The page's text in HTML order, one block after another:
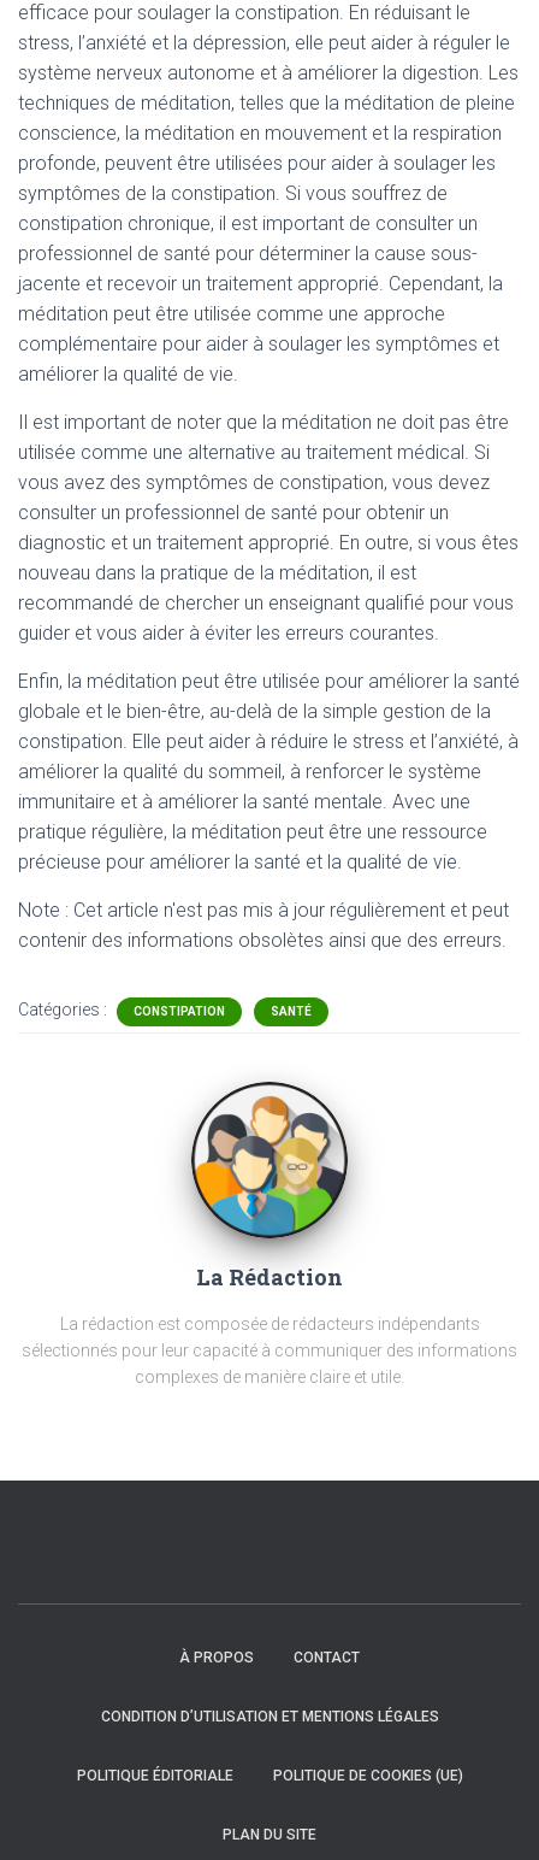
efficace pour soulager la constipation. En réduisant le
stress, l’anxiété et la dépression, elle peut aider à réguler le
système nerveux autonome et à améliorer la digestion. Les
techniques de méditation, telles que la méditation de pleine
conscience, la méditation en mouvement et la respiration
profonde, peuvent être utilisées pour aider à soulager les
symptômes de la constipation. Si vous souffrez de
constipation chronique, il est important de consulter un
professionnel de santé pour déterminer la cause sous-
jacente et recevoir un traitement approprié. Cependant, la
méditation peut être utilisée comme une approche
complémentaire pour aider à soulager les symptômes et
améliorer la qualité de vie.
Il est important de noter que la méditation ne doit pas être
utilisée comme une alternative au traitement médical. Si
vous avez des symptômes de constipation, vous devez
consulter un professionnel de santé pour obtenir un
diagnostic et un traitement approprié. En outre, si vous êtes
nouveau dans la pratique de la méditation, il est
recommandé de chercher un enseignant qualifié pour vous
guider et vous aider à éviter les erreurs courantes.
Enfin, la méditation peut être utilisée pour améliorer la santé
globale et le bien-être, au-delà de la simple gestion de la
constipation. Elle peut aider à réduire le stress et l’anxiété, à
améliorer la qualité du sommeil, à renforcer le système
immunitaire et à améliorer la santé mentale. Avec une
pratique régulière, la méditation peut être une ressource
précieuse pour améliorer la santé et la qualité de vie.
Note : Cet article n'est pas mis à jour régulièrement et peut
contenir des informations obsolètes ainsi que des erreurs.
Catégories : CONSTIPATION SANTÉ
La Rédaction
La rédaction est composée de rédacteurs indépendants
sélectionnés pour leur capacité à communiquer des informations
complexes de manière claire et utile.
À PROPOS CONTACT
CONDITION D’UTILISATION ET MENTIONS LÉGALES
POLITIQUE ÉDITORIALE POLITIQUE DE COOKIES (UE)
PLAN DU SITE